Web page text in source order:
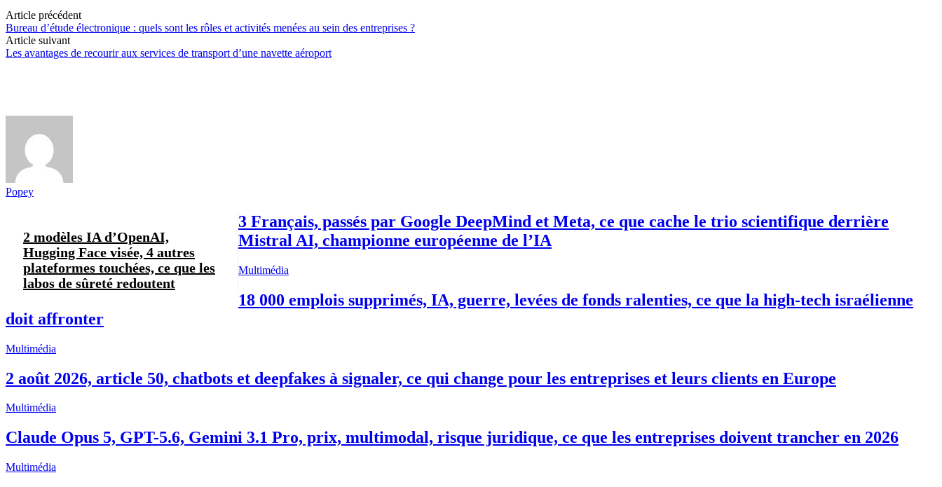
Article précédent
Bureau d’étude électronique : quels sont les rôles et activités menées au sein des entreprises ?
Article suivant
Les avantages de recourir aux services de transport d’une navette aéroport
Popey
2 modèles IA d’OpenAI,
Hugging Face visée, 4 autres
plateformes touchées, ce que les
labos de sûreté redoutent
3 Français, passés par Google DeepMind et Meta, ce que cache le trio scientifique derrière
Mistral AI, championne européenne de l’IA
Multimédia
18 000 emplois supprimés, IA, guerre, levées de fonds ralenties, ce que la high-tech israélienne
doit affronter
Multimédia
2 août 2026, article 50, chatbots et deepfakes à signaler, ce qui change pour les entreprises et leurs clients en Europe
Multimédia
Claude Opus 5, GPT-5.6, Gemini 3.1 Pro, prix, multimodal, risque juridique, ce que les entreprises doivent trancher en 2026
Multimédia